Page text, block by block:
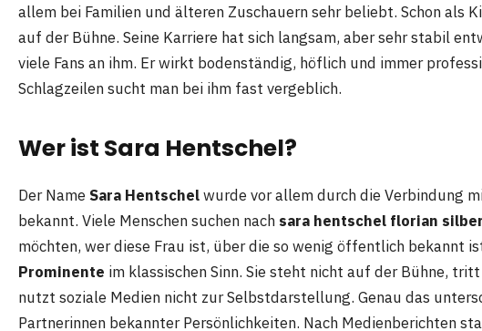
allem bei Familien und älteren Zuschauern sehr beliebt. Schon als
auf der Bühne. Seine Karriere hat sich langsam, aber sehr stabil
viele Fans an ihm. Er wirkt bodenständig, höflich und immer
Schlagzeilen sucht man bei ihm fast vergeblich.
Wer ist Sara Hentschel?
Der Name Sara Hentschelwurde vor allem durch die Verbindung
bekannt. Viele Menschen suchen nach sara hentschel florian
möchten, wer diese Frau ist, über die so wenig öffentlich bekannt
Prominente im klassischen Sinn. Sie steht nicht auf der Bühne,
nutzt soziale Medien nicht zur Selbstdarstellung. Genau das
Partnerinnen bekannter Persönlichkeiten. Nach Medienberichten